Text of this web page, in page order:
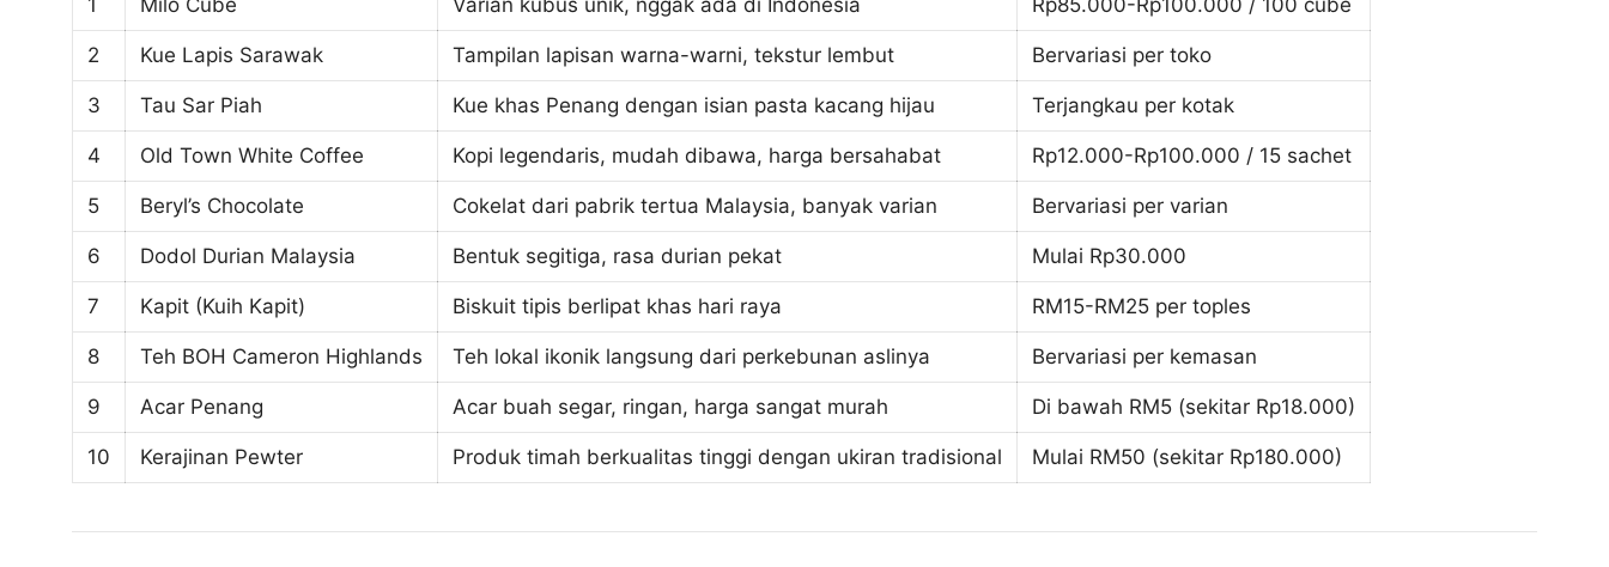
2 Kue Lapis Sarawak Tampilan lapisan warna-warni, tekstur lembut Bervariasi per toko
3 Tau Sar Piah Kue khas Penang dengan isian pasta kacang hijau Terjangkau per kotak
4 Old Town White Coffee Kopi legendaris, mudah dibawa, harga bersahabat Rp12.000-Rp100.000 / 15 sachet
5 Beryl’s Chocolate Cokelat dari pabrik tertua Malaysia, banyak varian Bervariasi per varian
6 Dodol Durian Malaysia Bentuk segitiga, rasa durian pekat Mulai Rp30.000
7 Kapit (Kuih Kapit) Biskuit tipis berlipat khas hari raya RM15-RM25 per toples
8 Teh BOH Cameron Highlands Teh lokal ikonik langsung dari perkebunan aslinya Bervariasi per kemasan
9 Acar Penang Acar buah segar, ringan, harga sangat murah Di bawah RM5 (sekitar Rp18.000)
10 Kerajinan Pewter Produk timah berkualitas tinggi dengan ukiran tradisional Mulai RM50 (sekitar Rp180.000)